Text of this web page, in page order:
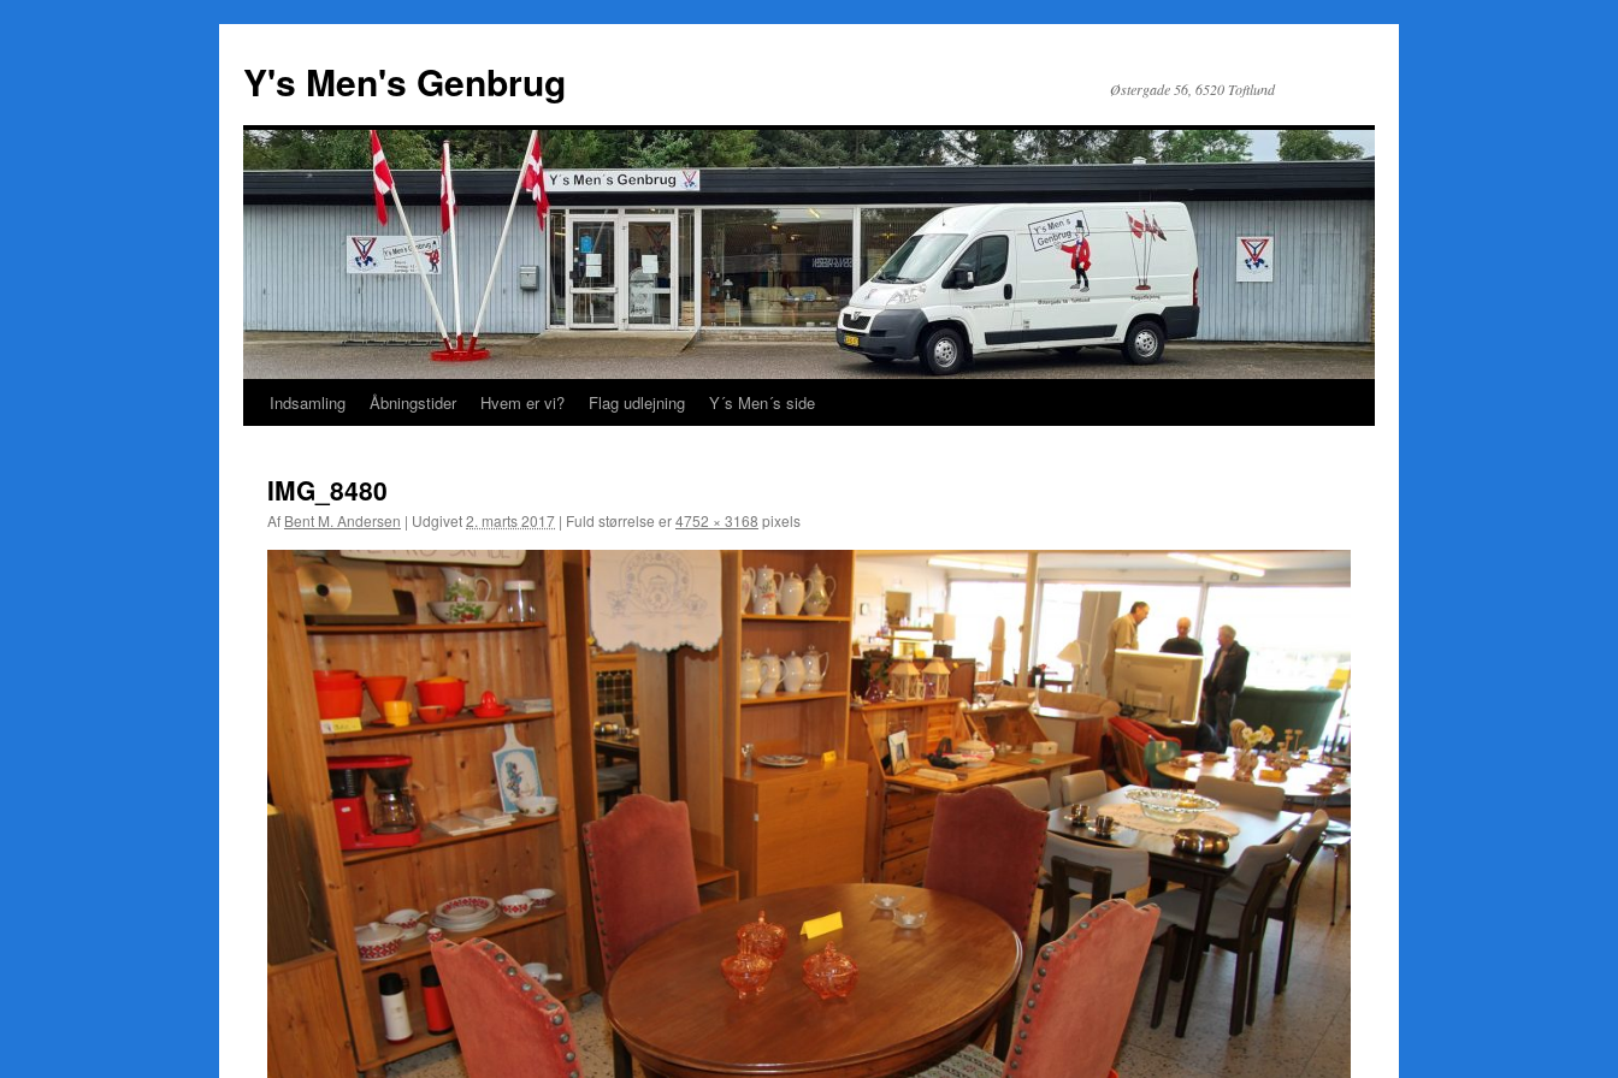
Y's Men's Genbrug Østergade 56, 6520 Toftlund
Hop
indhold
Indsamling Åbningstider Hvem er vi? Flag udlejning Y´s Men´s side
IMG_8480
Af Bent M. Andersen | Udgivet2. marts 2017 | Fuld størrelse er4752 × 3168 pixels